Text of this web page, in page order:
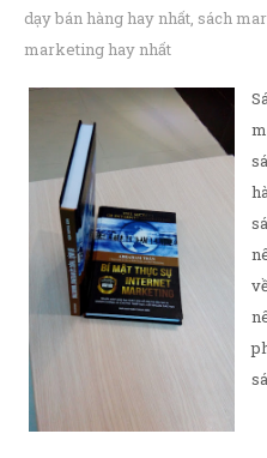
dạy bán hàng hay nhất, sách
marketing hay nhất